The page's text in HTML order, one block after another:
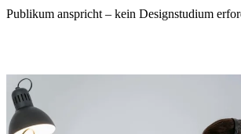
Publikum anspricht – kein Designstudium